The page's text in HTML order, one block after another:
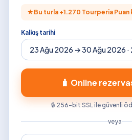
★ Bu turla +1.270 Tourperia Puan
Kalkış tarihi
🧳 Online
🔒 256-bit SSL ile güvenli
veya